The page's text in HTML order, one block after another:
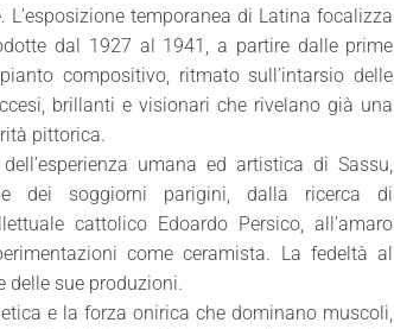
temporanea di Latina focalizza
dal 1927 al 1941, a partire dalle prime
compositivo, ritmato sull’intarsio delle
brillanti e visionari che rivelano già una
pittorica.
umana ed artistica di Sassu,
dei soggiorni parigini, dalla ricerca di
cattolico Edoardo Persico, all’amaro
come ceramista. La fedeltà al
sue produzioni.
e la forza onirica che dominano muscoli,